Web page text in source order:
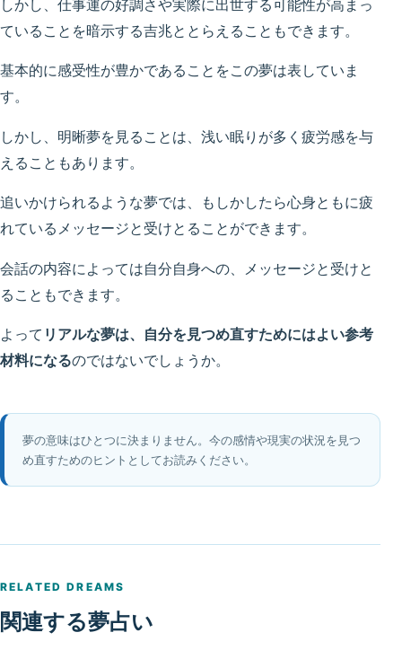
しかし、仕事運の好調さや実際に出世する可能性が高まっ
ていることを暗示する吉兆ととらえることもできます。
基本的に感受性が豊かであることをこの夢は表していま
す。
しかし、明晰夢を見ることは、浅い眠りが多く疲労感を与
えることもあります。
追いかけられるような夢では、もしかしたら心身ともに疲
れているメッセージと受けとることができます。
会話の内容によっては自分自身への、メッセージと受けと
ることもできます。
よって リアルな夢は、自分を見つめ直すためにはよい参考
材料になるのではないでしょうか。
夢の意味はひとつに決まりません。今の感情や現実の状況を見つ
め直すためのヒントとしてお読みください。
RELATED DREAMS
関連する夢占い